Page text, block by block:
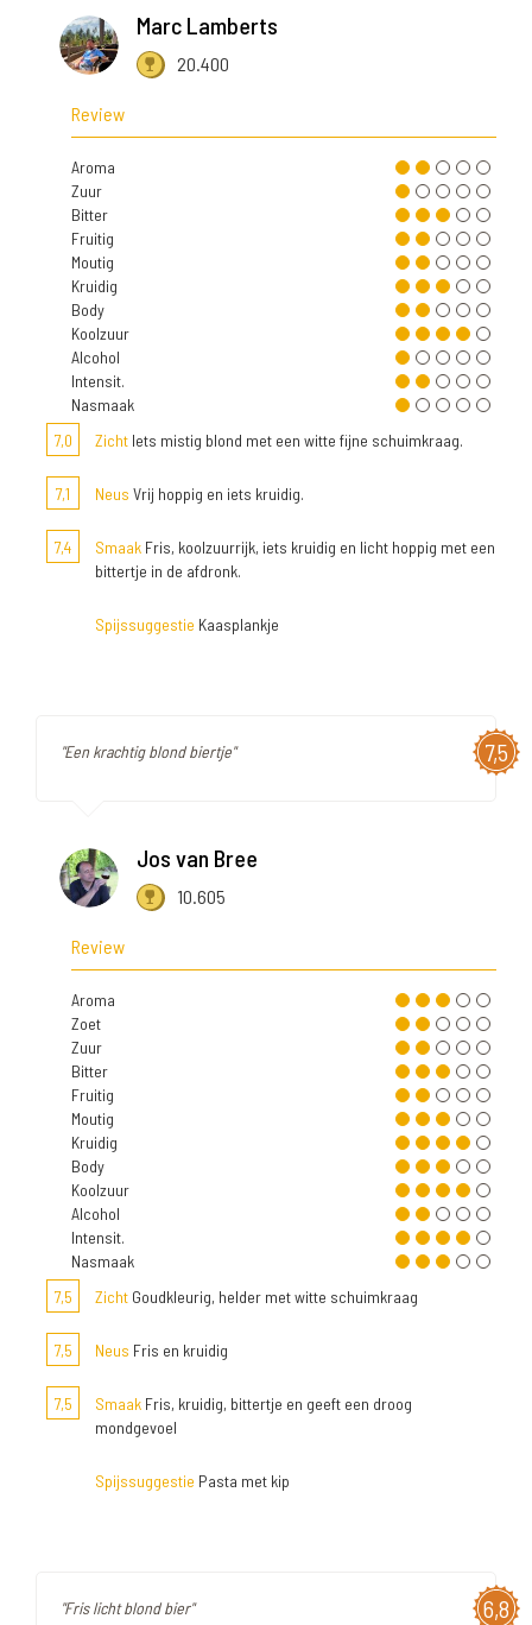
Marc Lamberts
20.400
Review
Aroma
Zuur
Bitter
Fruitig
Moutig
Kruidig
Body
Koolzuur
Alcohol
Intensit.
Nasmaak
7,0
Zicht Iets mistig blond met een witte fijne schuimkraag.
7,1 Neus Vrij hoppig en iets kruidig.
7,4 Smaak Fris, koolzuurrijk, iets kruidig en licht hoppig met een
bittertje in de afdronk.
Spijssuggestie Kaasplankje
7,5
"Een krachtig blond biertje"
Jos van Bree
10.605
Review
Aroma
Zoet
Zuur
Bitter
Fruitig
Moutig
Kruidig
Body
Koolzuur
Alcohol
Intensit.
Nasmaak
7,5
Zicht Goudkleurig, helder met witte schuimkraag
7,5 Neus Fris en kruidig
7,5 Smaak Fris, kruidig, bittertje en geeft een droog
mondgevoel
Spijssuggestie Pasta met kip
6,8
"Fris licht blond bier"